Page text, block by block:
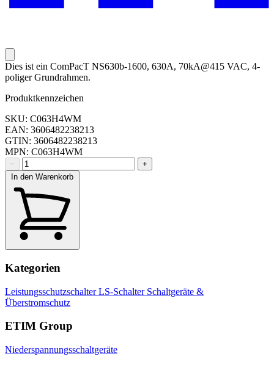
Dies ist ein ComPacT NS630b-1600, 630A, 70kA@415 VAC, 4-
poliger Grundrahmen.
Produktkennzeichen
SKU: C063H4WM
EAN: 3606482238213
GTIN: 3606482238213
MPN: C063H4WM
−
+
In den Warenkorb
Kategorien
LeistungsschutzschalterLS-Schalter Schaltgeräte &
Überstromschutz
ETIM Group
Niederspannungsschaltgeräte